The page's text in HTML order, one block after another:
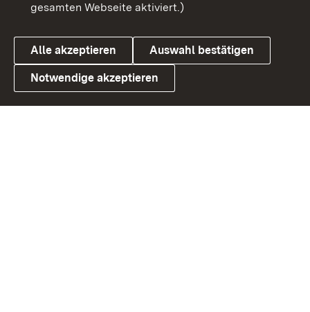
Link zum Landesportal
Datenschutz
Cookies
gesamten Webseite aktiviert.)
Alle akzeptieren Auswahl bestätigen
Notwendige akzeptieren